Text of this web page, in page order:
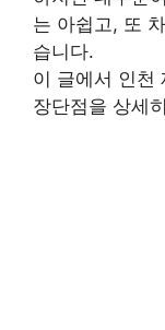
는 아쉽고, 또
습니다.
이 글에서 인천
장단점을 상세